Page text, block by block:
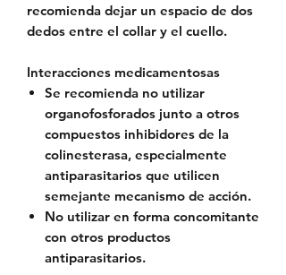
recomienda dejar un espacio de dos
dedos entre el collar y el cuello.
Interacciones medicamentosas
Se recomienda no utilizar
organofosforados junto a otros
compuestos inhibidores de la
colinesterasa, especialmente
antiparasitarios que utilicen
semejante mecanismo de acción.
No utilizar en forma concomitante
con otros productos
antiparasitarios.